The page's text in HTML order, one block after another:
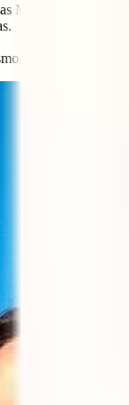
Marcas.
gastronomía,